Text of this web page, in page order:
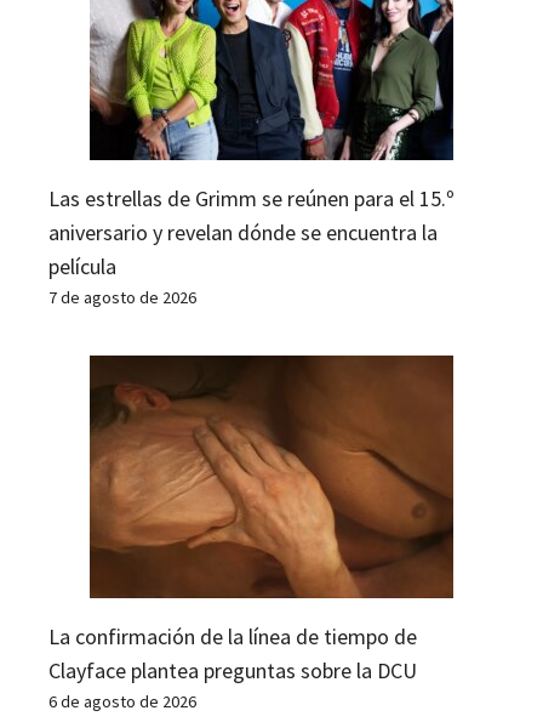
Las estrellas de Grimm se reúnen para el 15.º
aniversario y revelan dónde se encuentra la
película
7 de agosto de 2026
La confirmación de la línea de tiempo de
Clayface plantea preguntas sobre la DCU
6 de agosto de 2026